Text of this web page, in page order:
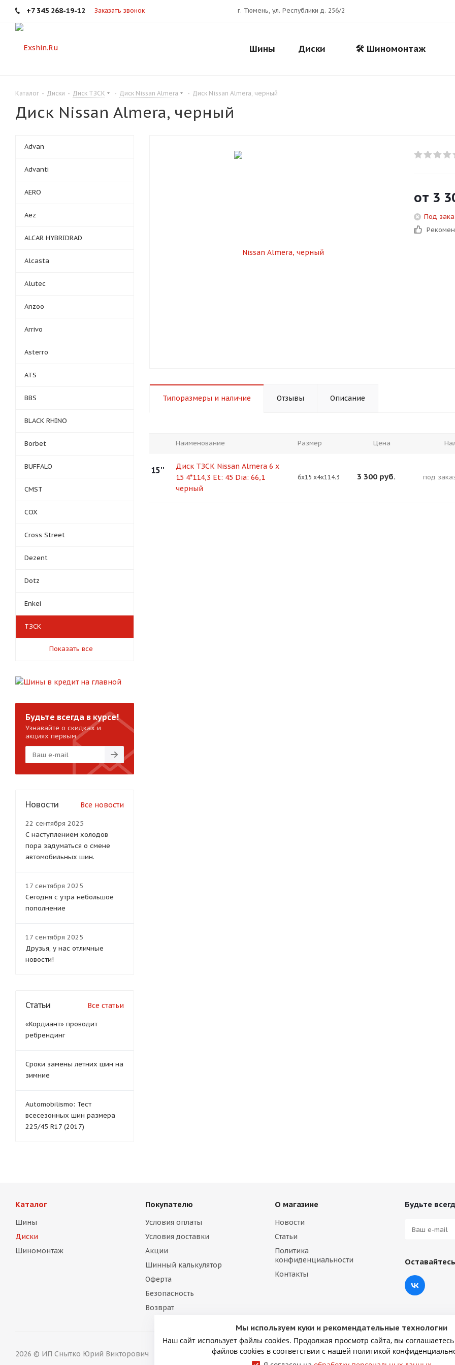
+7 345 268-19-12 Заказать звонок г. Тюмень, ул. Республики д. 256/2
Шины Диски 🛠️ Шиномонтаж
Каталог - Диски - Диск ТЗСК - Диск Nissan Almera - Диск Nissan Almera, черный
Диск Nissan Almera, черный
от 3
Под
Типоразмеры и наличие Отзывы Описание
Наименование Размер Цена
15''
Диск ТЗСК Nissan Almera 6 x
15 4*114,3 Et: 45 Dia: 66,1
черный
6x15 x4x114.3 3 300 руб. под
Advan
Advanti
AERO
Aez
ALCAR HYBRIDRAD
Alcasta
Alutec
Anzoo
Arrivo
Asterro
ATS
BBS
BLACK RHINO
Borbet
BUFFALO
CMST
COX
Cross Street
Dezent
Dotz
Enkei
ТЗСК
Показать все
Будьте всегда в курсе!
Узнавайте о скидках и
акциях первым
Новости Все новости
22 сентября 2025
С наступлением холодов
пора задуматься о смене
автомобильных шин.
17 сентября 2025
Сегодня с утра небольшое
пополнение
17 сентября 2025
Друзья, у нас отличные
новости!
Статьи Все статьи
«Кордиант» проводит
ребрендинг
Сроки замены летних шин на
зимние
Automobilismo: Тест
всесезонных шин размера
225/45 R17 (2017)
Каталог
Шины
Диски
Шиномонтаж
Покупателю
Условия оплаты
Условия доставки
Акции
Шинный калькулятор
Оферта
Безопасность
Возврат
О магазине
Новости
Статьи
Политика
конфиденциальности
Контакты
Будьте
2026 © ИП Снытко Юрий Викторович
Мы используем куки и рекомендательные технологии
Наш сайт использует файлы cookies. Продолжая просмотр сайта, вы
файлов cookies в соответствии с нашей политикой
Для клиентов всех банков
% картой любого банка
Оставшиеся
с вашей картыпо25%каждые 2 недели